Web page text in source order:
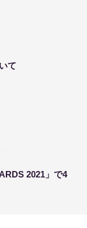
て
2021」で4